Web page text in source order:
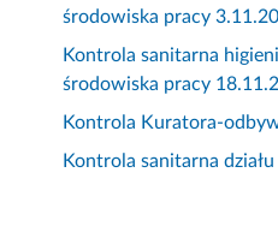
środowiska pracy
Kontrola sanitarna
środowiska pracy
Kontrola Kuratora-
Kontrola sanitarna